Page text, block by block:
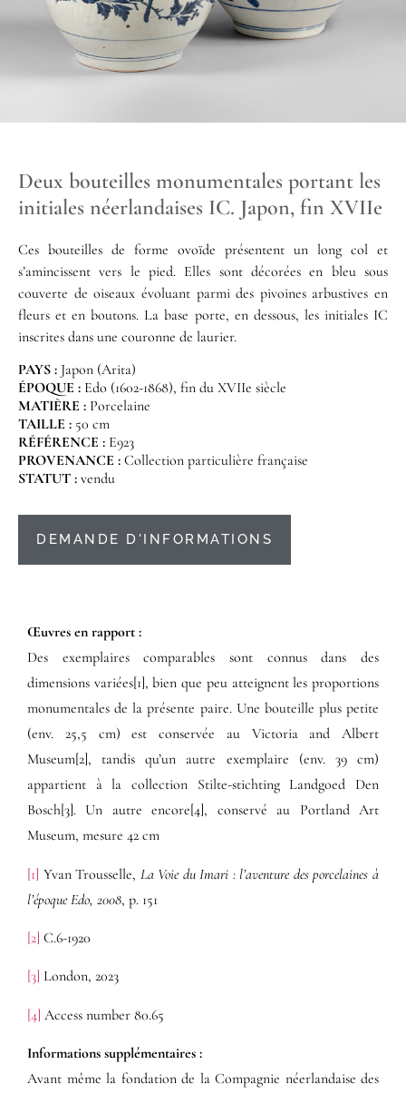
Deux bouteilles monumentales portant les
initiales néerlandaises IC. Japon, fin XVIIe
Ces bouteilles de forme ovoïde présentent un long col et
s’amincissent vers le pied. Elles sont décorées en bleu sous
couverte de oiseaux évoluant parmi des pivoines arbustives en
fleurs et en boutons. La base porte, en dessous, les initiales IC
inscrites dans une couronne de laurier.
PAYS : Japon (Arita)
ÉPOQUE : Edo (1602-1868), fin du XVIIe siècle
MATIÈRE : Porcelaine
TAILLE : 50 cm
RÉFÉRENCE : E923
PROVENANCE : Collection particulière française
STATUT : vendu
DEMANDE D'INFORMATIONS
Œuvres en rapport :​
Des exemplaires comparables sont connus dans des
dimensions variées[1], bien que peu atteignent les proportions
monumentales de la présente paire. Une bouteille plus petite
(env. 25,5 cm) est conservée au Victoria and Albert
Museum[2], tandis qu’un autre exemplaire (env. 39 cm)
appartient à la collection Stilte-stichting Landgoed Den
Bosch[3]. Un autre encore[4], conservé au Portland Art
Museum, mesure 42 cm
[1] Yvan Trousselle, La Voie du Imari : l’aventure des porcelaines à
l’époque Edo, 2008, p. 151
[2] C.6-1920
[3] London, 2023
[4] Access number 80.65
Informations supplémentaires​ :​
Avant même la fondation de la Compagnie néerlandaise des